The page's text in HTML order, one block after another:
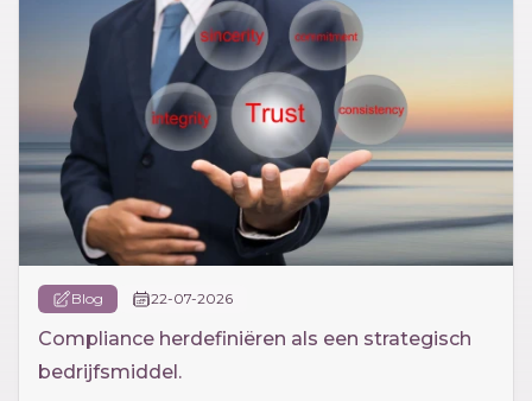
Blog 22-07-2026
Compliance herdefiniëren als een strategisch
bedrijfsmiddel.